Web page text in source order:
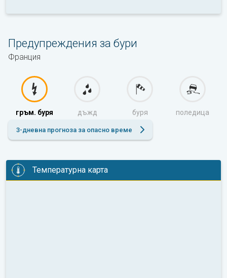
Предупреждения за бури
Франция
гръм. буря дъжд буря поледица
3-дневна прогноза за опасно време
Температурна карта